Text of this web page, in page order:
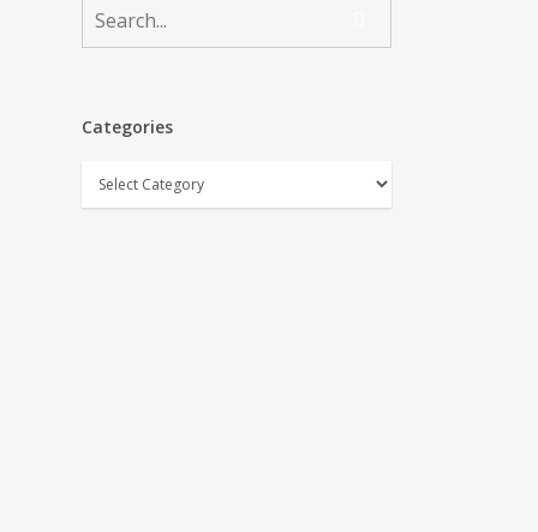
Categories
Categories